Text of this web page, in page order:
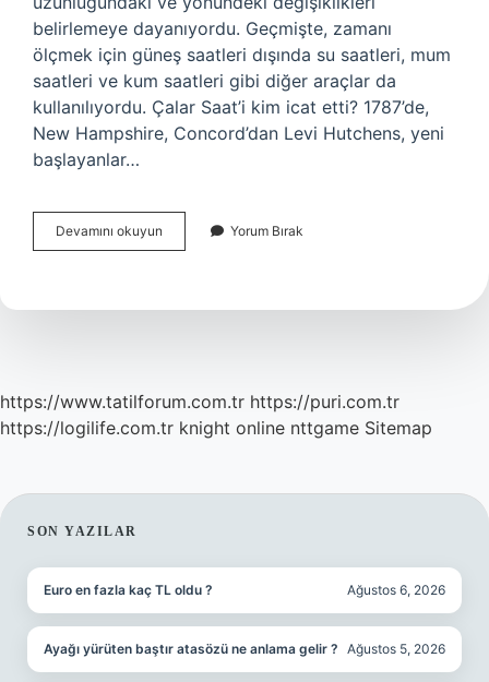
belirlemeye dayanıyordu. Geçmişte, zamanı
ölçmek için güneş saatleri dışında su saatleri, mum
saatleri ve kum saatleri gibi diğer araçlar da
kullanılıyordu. Çalar Saat’i kim icat etti? 1787’de,
New Hampshire, Concord’dan Levi Hutchens, yeni
başlayanlar…
Devamını okuyun
Olmadan
Uyanırdı
Yorum Bırak
https://www.tatilforum.com.tr https://puri.com.tr
https://logilife.com.tr knight online nttgame Sitemap
SIDEBAR
SON YAZILAR
Euro en fazla kaç TL oldu ? Ağustos 6, 2026
Ayağı yürüten baştır atasözü ne anlama gelir ? Ağustos 5, 2026